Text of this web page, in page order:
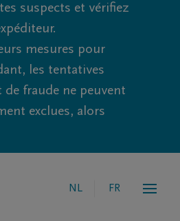
suspects et vérifiez
mesures pour
les tentatives
de fraude ne peuvent
exclues, alors
NL FR